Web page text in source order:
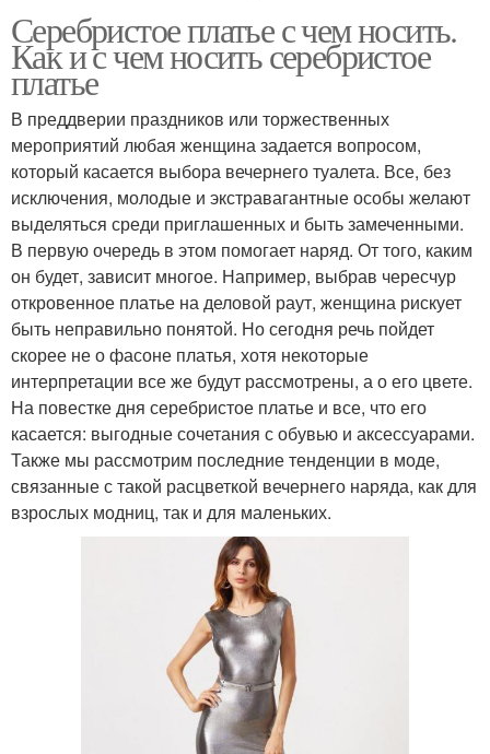
Серебристое платье с чем носить.
Как и с чем носить серебристое
платье
В преддверии праздников или торжественных
мероприятий любая женщина задается вопросом,
который касается выбора вечернего туалета. Все, без
исключения, молодые и экстравагантные особы желают
выделяться среди приглашенных и быть замеченными.
В первую очередь в этом помогает наряд. От того, каким
он будет, зависит многое. Например, выбрав чересчур
откровенное платье на деловой раут, женщина рискует
быть неправильно понятой. Но сегодня речь пойдет
скорее не о фасоне платья, хотя некоторые
интерпретации все же будут рассмотрены, а о его цвете.
На повестке дня серебристое платье и все, что его
касается: выгодные сочетания с обувью и аксессуарами.
Также мы рассмотрим последние тенденции в моде,
связанные с такой расцветкой вечернего наряда, как для
взрослых модниц, так и для маленьких.